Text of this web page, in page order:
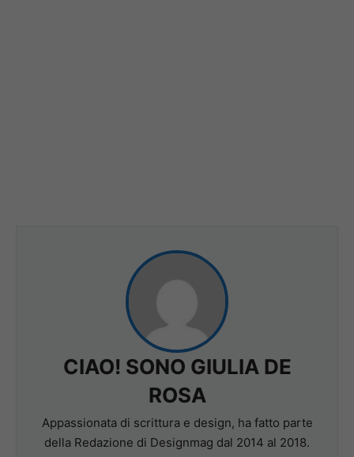
CIAO! SONO GIULIA DE
ROSA
Appassionata di scrittura e design, ha fatto parte
della Redazione di Designmag dal 2014 al 2018.